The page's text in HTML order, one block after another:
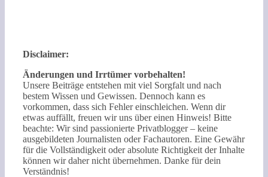
Disclaimer:
Änderungen und Irrtümer vorbehalten!
Unsere Beiträge entstehen mit viel Sorgfalt und nach
bestem Wissen und Gewissen. Dennoch kann es
vorkommen, dass sich Fehler einschleichen. Wenn dir
etwas auffällt, freuen wir uns über einen Hinweis! Bitte
beachte: Wir sind passionierte Privatblogger – keine
ausgebildeten Journalisten oder Fachautoren. Eine Gewähr
für die Vollständigkeit oder absolute Richtigkeit der Inhalte
können wir daher nicht übernehmen. Danke für dein
Verständnis!